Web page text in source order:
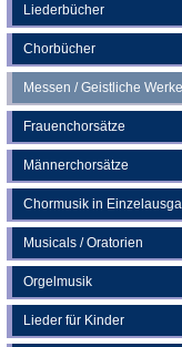
Liederbücher
Chorbücher
Messen / Geistliche Werke
Frauenchorsätze
Männerchorsätze
Chormusik in
Musicals / Oratorien
Orgelmusik
Lieder für Kinder